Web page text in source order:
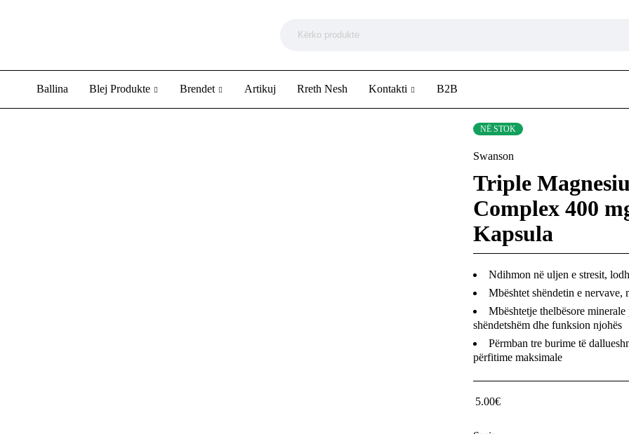
Ballina Blej Produkte Brendet Artikuj Rreth Nesh Kontakti B2B
NË STOK
Swanson
Triple
Complex 400
Kapsula
Ndihmon në uljen e stresit,
Mbështet shëndetin e nervave,
Mbështetje thelbësore
shëndetshëm dhe funksion njohës
Përmban tre burime të
përfitime maksimale
5.00€